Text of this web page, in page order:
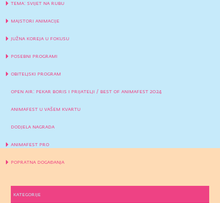
tema: svijet na rubu
majstori animacije
južna koreja u fokusu
posebni programi
obiteljski program
open air: pekar boris i prijatelji / best of animafest 2024
animafest u vašem kvartu
dodjela nagrada
animafest pro
popratna događanja
kategorije